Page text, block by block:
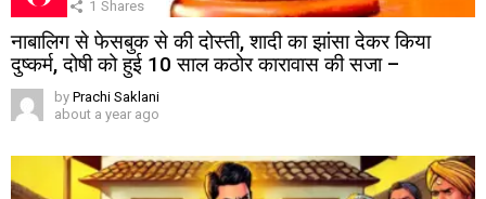
1 Shares
नाबालिग से फेसबुक से की दोस्ती, शादी का झांसा देकर किया
दुष्कर्म, दोषी को हुई 10 साल कठोर कारावास की सजा –
by Prachi Saklani
about a year ago